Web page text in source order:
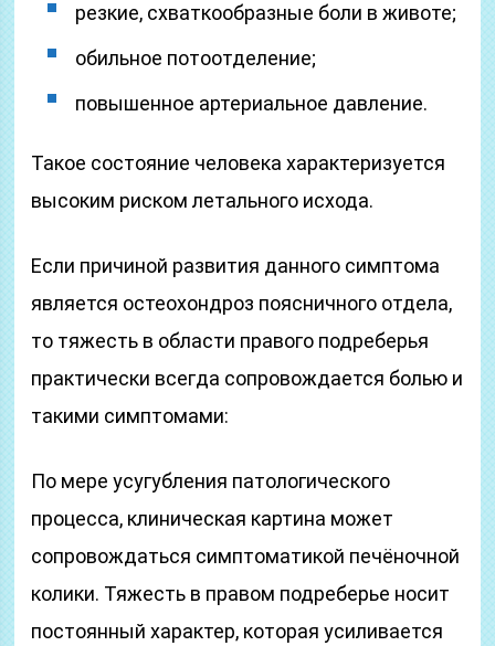
резкие, схваткообразные боли в животе;
обильное потоотделение;
повышенное артериальное давление.
Такое состояние человека характеризуется
высоким риском летального исхода.
Если причиной развития данного симптома
является остеохондроз поясничного отдела,
то тяжесть в области правого подреберья
практически всегда сопровождается болью и
такими симптомами:
По мере усугубления патологического
процесса, клиническая картина может
сопровождаться симптоматикой печёночной
колики. Тяжесть в правом подреберье носит
постоянный характер, которая усиливается